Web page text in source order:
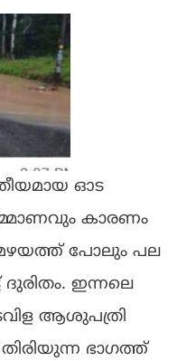
ഓട
കാരണം
പോലും പല
ദുരിതം. ഇന്നലെ
ആശുപത്രി
ഭാഗത്ത്